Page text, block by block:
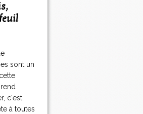
sont un
c'est
à toutes